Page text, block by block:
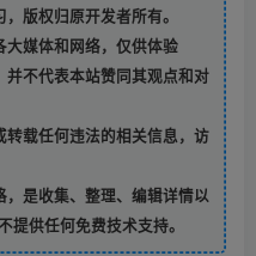
版权归原开发者所有。
媒体和网络，仅供体验
不代表本站赞同其观点和对
载任何违法的相关信息，访
是收集、整理、编辑详情以
提供任何免费技术支持。